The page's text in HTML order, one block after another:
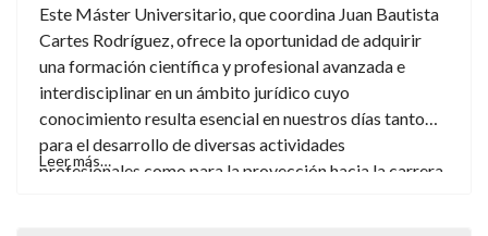
a las relaciones interestatales ofreciendo una
especialización en “Desafíos internacionales y
europeos de carácter público”; o bien especializarse en
las crecientes relaciones de carácter trasnacional
mediante la profundización en los llamados “Desafíos
internacionales y europeos de carácter privados”. José
Manuel Sánchez Patrón es miembro de la Comisión de
Este Máster Universitario, que coordina Juan Bautista
Cartes Rodríguez, ofrece la oportunidad de adquirir
una formación científica y profesional avanzada e
interdisciplinar en un ámbito jurídico cuyo
conocimiento resulta esencial en nuestros días tanto
para el desarrollo de diversas actividades
profesionales como para la proyección hacia la carrera
Leer más…